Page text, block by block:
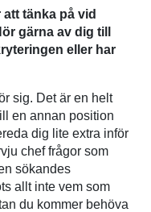
tänka på vid
gärna av dig till
eller har
sig. Det är en helt
en annan position
dig lite extra inför
chef frågor som
sökandes
allt inte vem som
du kommer behöva